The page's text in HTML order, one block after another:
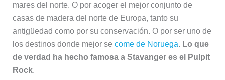
mares del norte. O por acoger el mejor conjunto de
casas de madera del norte de Europa, tanto su
antigüedad como por su conservación. O por ser uno de
los destinos donde mejor se come de Noruega. Lo que
de verdad ha hecho famosa a Stavanger es el Pulpit
Rock.